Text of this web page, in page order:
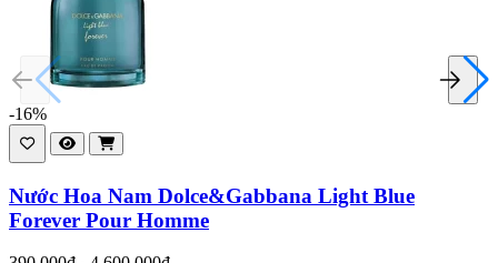
-16%
Nước Hoa Nam Dolce&Gabbana Light Blue
Forever Pour Homme